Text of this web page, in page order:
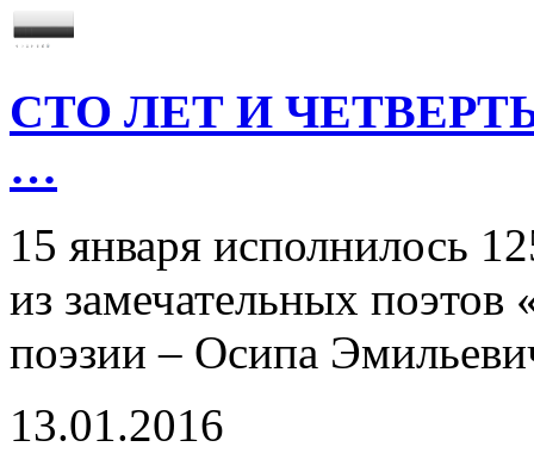
СТО ЛЕТ И
…
15 января исполнилось
из замечательных поэтов
поэзии – Осипа
13.01.2016